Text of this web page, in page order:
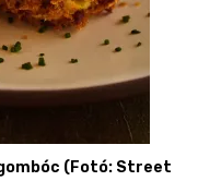
(Fotó: Street